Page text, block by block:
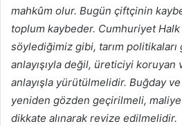
mahkûm olur. Bugün çiftçinin
toplum kaybeder. Cumhuriyet Halk
söylediğimiz gibi, tarım
anlayışıyla değil, üreticiyi koruyan
anlayışla yürütülmelidir. Buğday ve
yeniden gözden geçirilmeli,
dikkate alınarak revize edilmelidir.